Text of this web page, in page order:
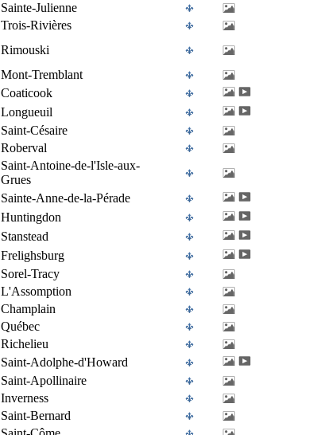
Sainte-Julienne
Trois-Rivières
Rimouski
Mont-Tremblant
Coaticook
Longueuil
Saint-Césaire
Roberval
Saint-Antoine-de-l'Isle-aux-
Grues
Sainte-Anne-de-la-Pérade
Huntingdon
Stanstead
Frelighsburg
Sorel-Tracy
L'Assomption
Champlain
Québec
Richelieu
Saint-Adolphe-d'Howard
Saint-Apollinaire
Inverness
Saint-Bernard